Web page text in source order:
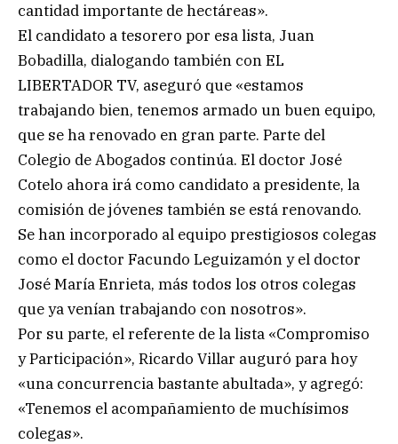
cantidad importante de hectáreas».
El candidato a tesorero por esa lista, Juan
Bobadilla, dialogando también con EL
LIBERTADOR TV, aseguró que «estamos
trabajando bien, tenemos armado un buen equipo,
que se ha renovado en gran parte. Parte del
Colegio de Abogados continúa. El doctor José
Cotelo ahora irá como candidato a presidente, la
comisión de jóvenes también se está renovando.
Se han incorporado al equipo prestigiosos colegas
como el doctor Facundo Leguizamón y el doctor
José María Enrieta, más todos los otros colegas
que ya venían trabajando con nosotros».
Por su parte, el referente de la lista «Compromiso
y Participación», Ricardo Villar auguró para hoy
«una concurrencia bastante abultada», y agregó:
«Tenemos el acompañamiento de muchísimos
colegas».